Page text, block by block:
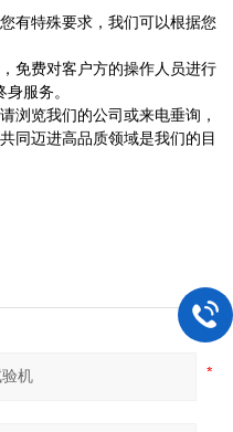
有特殊要求，我们可以根据您
免费对客户方的操作人员进行
服务。
浏览我们的公司或来电垂询，
同迈进高品质领域是我们的目